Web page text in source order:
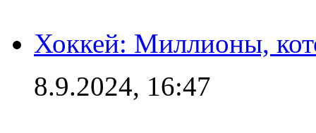
Хоккей: Миллионы,
8.9.2024, 16:47